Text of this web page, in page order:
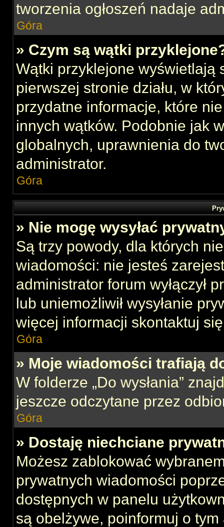
tworzenia ogłoszeń nadaje
Góra
» Czym są wątki
Wątki przyklejone wyświetlają
pierwszej stronie działu, w
przydatne informacje, które
innych wątków. Podobnie jak
globalnych, uprawnienia do
administrator.
Góra
» Nie mogę wysyłać
Są trzy powody, dla których
wiadomości: nie jesteś
administrator forum wyłączył
lub uniemożliwił wysyłanie
więcej informacji skontaktuj
Góra
» Moje wiadomości trafiają
W folderze „Do wysłania”
jeszcze odczytane przez
Góra
» Dostaję niechciane
Możesz zablokować
prywatnych wiadomości
dostępnych w panelu
są obelżywe, poinformuj o